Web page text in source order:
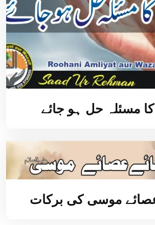
مسئلہ حل ہو جائے
عصائے موسی کی برکات